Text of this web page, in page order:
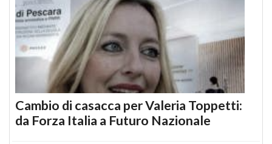
Cambio di casacca per Valeria Toppetti:
da Forza Italia a Futuro Nazionale